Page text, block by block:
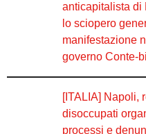
anticapitalista di
lo sciopero
manifestazione
governo Conte-
[ITALIA] Napoli,
disoccupati
processi e